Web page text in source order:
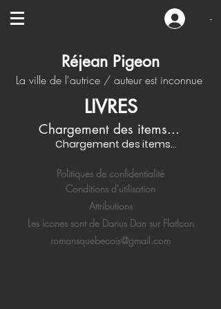
-
Réjean Pigeon
La ville de l'autrice / auteur est inconnue
LIVRES
Chargement des items...
Chargement des items...
Politiques de confidentialité
Conditions d'utilisation
Attributions
Les icones sont de Darius Dan sur FlatIcon
romansquebecois@gmail.com